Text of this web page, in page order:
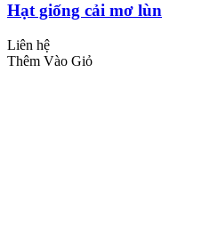
Hạt giống cải mơ lùn
Liên hệ
Thêm Vào Giỏ